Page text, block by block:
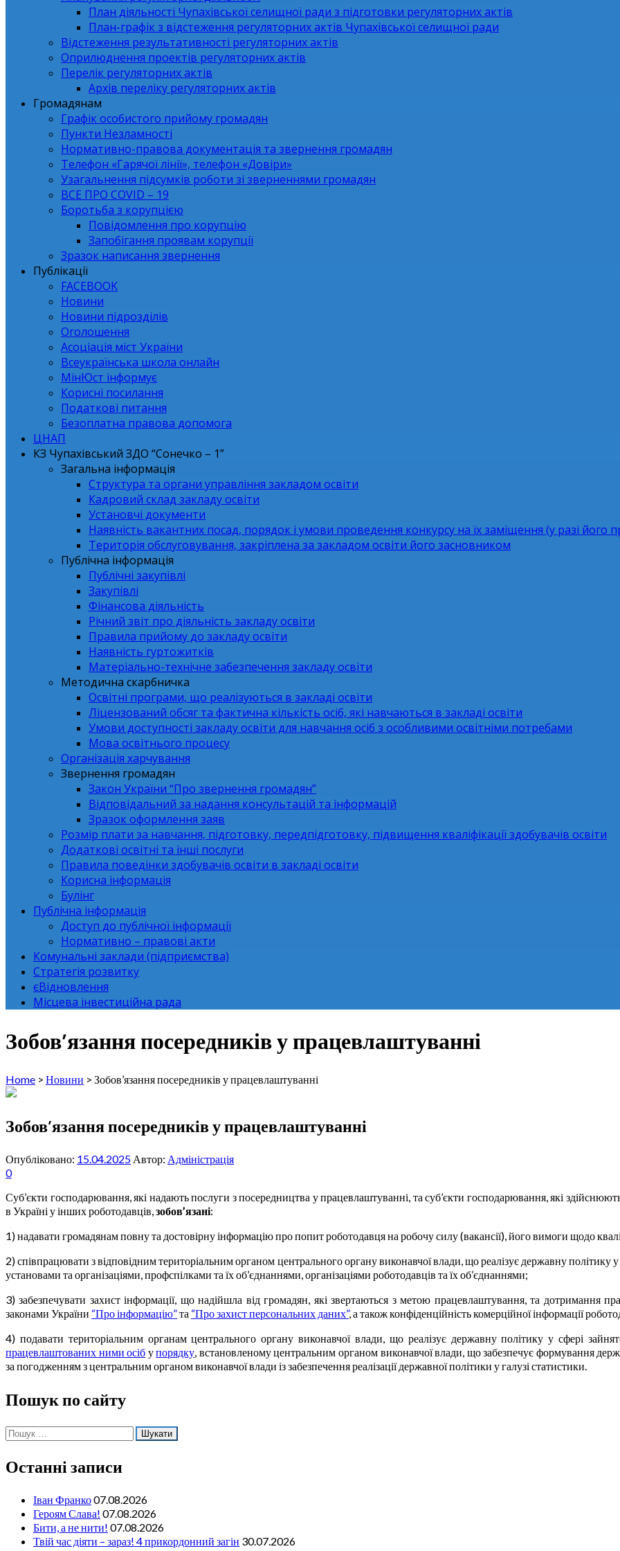
План діяльності Чупахівської селищної ради з підготовки регуляторних актів
План-графік з відстеження регуляторних актів Чупахівської селищної ради
Відстеження результативності регуляторних актів
Оприлюднення проектів регуляторних актів
Перелік регуляторних актів
Архів переліку регуляторних актів
Громадянам
Графік особистого прийому громадян
Пункти Незламності
Нормативно-правова документація та звернення громадян
Телефон «Гарячої лінії», телефон «Довіри»
Узагальнення підсумків роботи зі зверненнями громадян
ВСЕ ПРО СОVID – 19
Боротьба з корупцією
Повідомлення про корупцію
Запобігання проявам корупції
Зразок написання звернення
Публікації
FACEBOOK
Новини
Новини підрозділів
Оголошення
Асоціація міст України
Всеукраїнська школа онлайн
МінЮст інформує
Корисні посилання
Податкові питання
Безоплатна правова допомога
ЦНАП
КЗ Чупахівський ЗДО “Сонечко – 1”
Загальна інформація
Структура та органи управління закладом освіти
Кадровий склад закладу освіти
Установчі документи
Наявність вакантних посад, порядок і умови проведення конкурсу на їх заміщення (у разі його
Територія обслуговування, закріплена за закладом освіти його засновником
Публічна інформація
Публічні закупівлі
Закупівлі
Фінансова діяльність
Річний звіт про діяльність закладу освіти
Правила прийому до закладу освіти
Наявність гуртожитків
Матеріально-технічне забезпечення закладу освіти
Методична скарбничка
Освітні програми, що реалізуються в закладі освіти
Ліцензований обсяг та фактична кількість осіб, які навчаються в закладі освіти
Умови доступності закладу освіти для навчання осіб з особливими освітніми потребами
Мова освітнього процесу
Організація харчування
Звернення громадян
Закон України “Про звернення громадян”
Відповідальний за надання консультацій та інформацій
Зразок оформлення заяв
Розмір плати за навчання, підготовку, передпідготовку, підвищення кваліфікації здобувачів освіти
Додаткові освітні та інші послуги
Правила поведінки здобувачів освіти в закладі освіти
Корисна інформація
Булінг
Публічна інформація
Доступ до публічної інформації
Нормативно – правові акти
Комунальні заклади (підприємства)
Стратегія розвитку
єВідновлення
Місцева інвестиційна рада
Зобов’язання посередників у працевлаштуванні
Home > Новини > Зобов’язання посередників у працевлаштуванні
Зобов’язання посередників у працевлаштуванні
Опубліковано: 15.04.2025 Автор: Адміністрація
0
Суб’єкти господарювання, які надають послуги з посередництва у працевлаштуванні, та суб’єкти господарювання, які
в Україні у інших роботодавців, зобов’язані:
1) надавати громадянам повну та достовірну інформацію про попит роботодавця на робочу силу (вакансії), його вимоги щодо
2) співпрацювати з відповідним територіальним органом центрального органу виконавчої влади, що реалізує державну політику у
установами та організаціями, профспілками та їх об’єднаннями, організаціями роботодавців та їх об’єднаннями;
3) забезпечувати захист інформації, що надійшла від громадян, які звертаються з метою працевлаштування, та дотримання
законами України “Про інформацію”та “Про захист персональних даних”, а також конфіденційність комерційної інформації
4) подавати територіальним органам центрального органу виконавчої влади, що реалізує державну політику у сфері
працевлаштованих ними осіб упорядку , встановленому центральним органом виконавчої влади, що забезпечує формування
за погодженням з центральним органом виконавчої влади із забезпечення реалізації державної політики у галузі статистики.
Пошук по сайту
Пошук:
Останні записи
Іван Франко07.08.2026
Героям Слава! 07.08.2026
Бити, а не нити! 07.08.2026
Твій час діяти – зараз! 4 прикордонний загін 30.07.2026